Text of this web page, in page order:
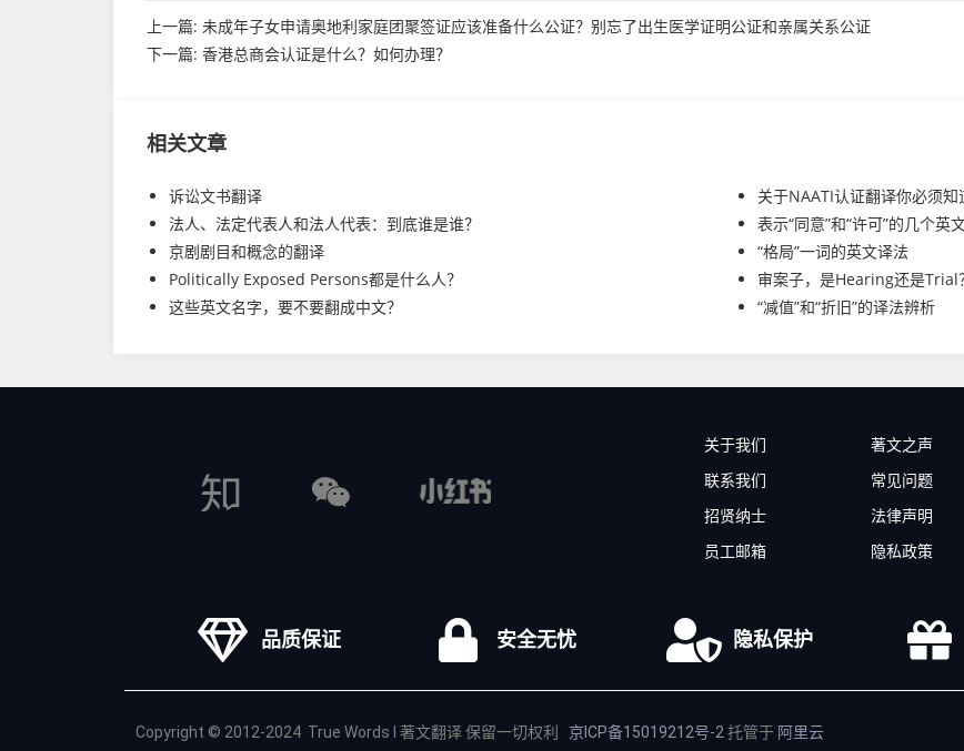
上一篇: 未成年子女申请奥地利家庭团聚签证应该准备什么公证？别忘了出生医学证明公证和亲属关系公证
下一篇: 香港总商会认证是什么？如何办理？
相关文章
诉讼文书翻译
关于NAATI认证翻译你必须
法人、法定代表人和法人代表：到底谁是谁？
表示“同意”和“许可”的几个英
京剧剧目和概念的翻译
“格局”一词的英文译法
Politically Exposed Persons都是什么人？
审案子，是Hearing还是Trial
这些英文名字，要不要翻成中文？
“减值”和“折旧”的译法辨析
关于我们
联系我们
招贤纳士
员工邮箱
著文之声
常见问题
法律声明
隐私政策
品质保证 安全无忧 隐私保护
Copyright © 2012-2024 True Words I 著文翻译保留一切权利 京ICP备15019212号-2 托管于 阿里云